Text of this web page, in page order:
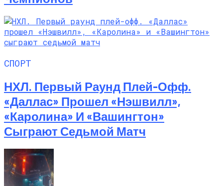
СПОРТ
НХЛ. Первый Раунд Плей-Офф.
«Даллас» Прошел «Нэшвилл»,
«Каролина» И «Вашингтон»
Сыграют Седьмой Матч